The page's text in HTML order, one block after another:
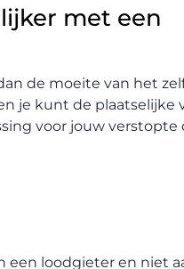
met een
de moeite van het
je kunt de plaatselijke
voor jouw
een loodgieter en niet